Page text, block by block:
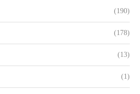
(190)
(178)
(13)
(1)